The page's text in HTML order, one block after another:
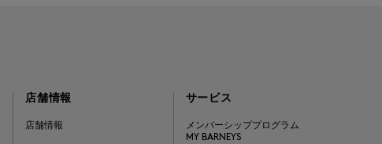
店舗情報
店舗情報
サービス
メンバーシッププログラム
MY BARNEYS